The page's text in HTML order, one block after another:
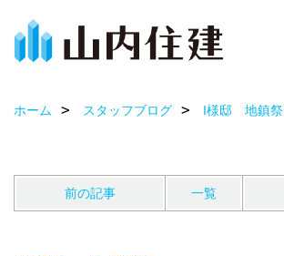
ホーム スタッフブログ I様邸 地鎮祭
前の記事 一覧